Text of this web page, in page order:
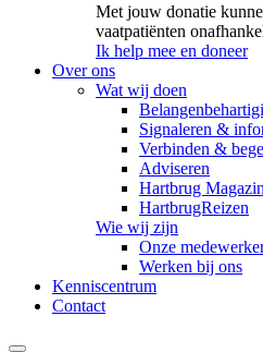
Met jouw donatie
vaatpatiënten
Ik help mee en doneer
Over ons
Wat wij doen
Signaleren &
Verbinden &
Adviseren
Hartbrug
HartbrugReizen
Wie wij zijn
Onze
Werken bij ons
Kenniscentrum
Contact